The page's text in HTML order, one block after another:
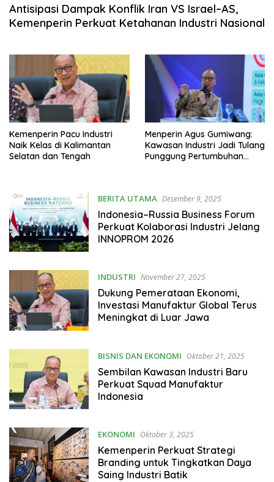
Antisipasi Dampak Konflik Iran VS Israel–AS,
Kemenperin Perkuat Ketahanan Industri Nasional
Kemenperin Pacu Industri
Naik Kelas di Kalimantan
Selatan dan Tengah
Menperin Agus Gumiwang:
Kawasan Industri Jadi Tulang
Punggung Pertumbuhan
BERITA UTAMA Desember 9, 2025
Indonesia–Russia Business Forum
Perkuat Kolaborasi Industri Jelang
INNOPROM 2026
INDUSTRI November 27, 2025
Dukung Pemerataan Ekonomi,
Investasi Manufaktur Global Terus
Meningkat di Luar Jawa
BISNIS DAN EKONOMI Oktober 21, 2025
Sembilan Kawasan Industri Baru
Perkuat Squad Manufaktur
Indonesia
EKONOMI Oktober 3, 2025
Kemenperin Perkuat Strategi
Branding untuk Tingkatkan Daya
Saing Industri Batik